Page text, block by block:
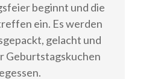
beginnt und die
ein. Es werden
gelacht und
Geburtstagskuchen